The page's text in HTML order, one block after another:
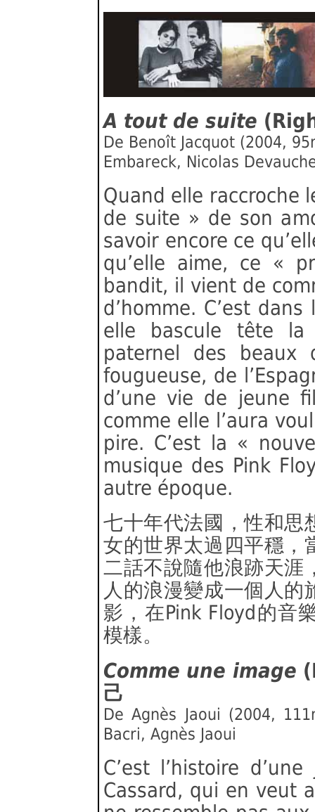
A tout de suite
De Benoît Jacquot (2004,
Embareck, Nicolas
Quand elle raccroche
de suite » de son
savoir encore ce
qu’elle aime, ce «
bandit, il vient de
d’homme. C’est
elle bascule tête la
paternel des beaux
fougueuse, de
d’une vie de jeune
comme elle l’aura
pire. C’est la «
musique des Pink
autre époque.
七十年代法國，性和思
女的世界太過四平穩，
二話不說隨他浪跡天涯
人的浪漫變成一個人的
影，在Pink Floyd的音
模樣。
Comme une image
己
De Agnès Jaoui (2004,
Bacri, Agnès Jaoui
C’est l’histoire
Cassard, qui en veut